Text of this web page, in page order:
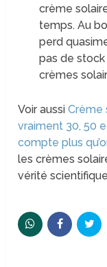
crème
temps. Au
perd
pas de stock
crèmes
Voir aussiCrème
vraiment 30, 50
compte plus
les crèmes
vérité